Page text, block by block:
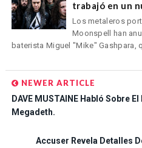
trabajó en un
Los metaleros
Moonspell han
baterista Miguel "Mike" Gashpara,
NEWER ARTICLE
DAVE MUSTAINE Habló Sobre
Megadeth.
Accuser Revela Detalles